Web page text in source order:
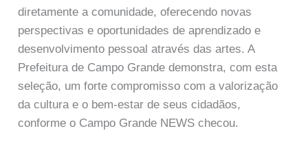
diretamente a comunidade, oferecendo novas
perspectivas e oportunidades de aprendizado e
desenvolvimento pessoal através das artes. A
Prefeitura de Campo Grande demonstra, com esta
seleção, um forte compromisso com a valorização
da cultura e o bem-estar de seus cidadãos,
conforme o Campo Grande NEWS checou.